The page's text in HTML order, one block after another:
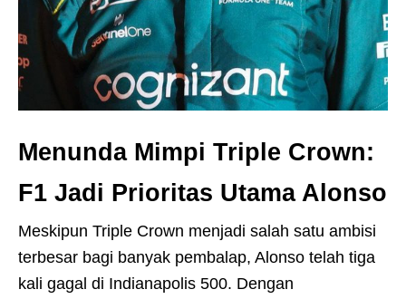
Menunda Mimpi Triple Crown:
F1 Jadi Prioritas UtamaAlonso
Meskipun Triple Crown menjadi salah satu ambisi
terbesar bagi banyak pembalap, Alonso telah tiga
kali gagal di Indianapolis 500. Dengan